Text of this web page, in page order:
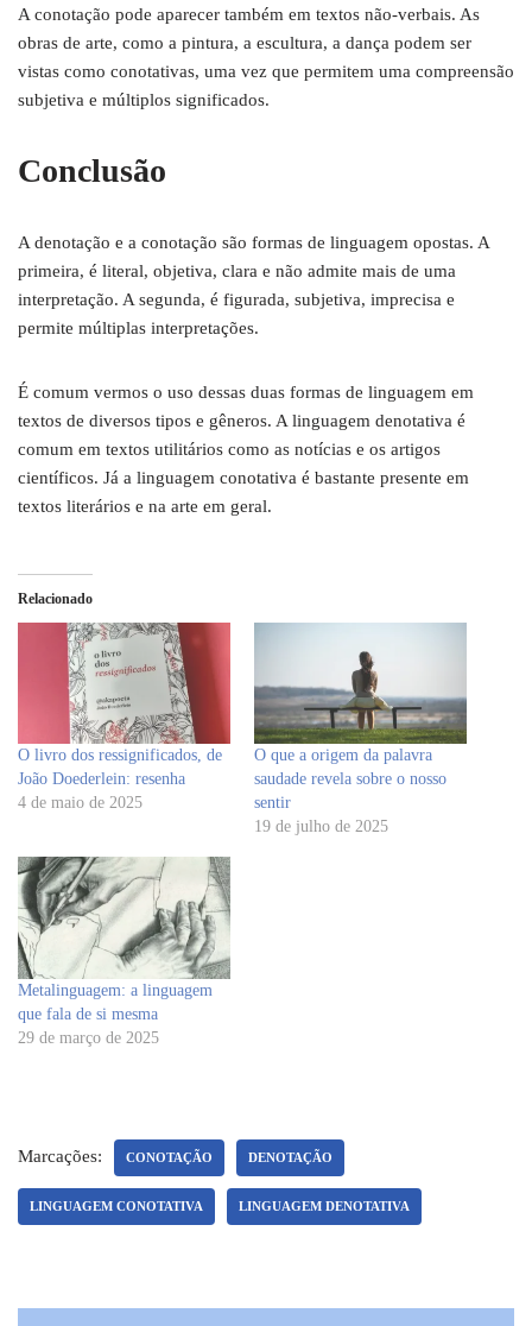
A conotação pode aparecer também em textos não-verbais. As
obras de arte, como a pintura, a escultura, a dança podem ser
vistas como conotativas, uma vez que permitem uma compreensão
subjetiva e múltiplos significados.
Conclusão
A denotação e a conotação são formas de linguagem opostas. A
primeira, é literal, objetiva, clara e não admite mais de uma
interpretação. A segunda, é figurada, subjetiva, imprecisa e
permite múltiplas interpretações.
É comum vermos o uso dessas duas formas de linguagem em
textos de diversos tipos e gêneros. A linguagem denotativa é
comum em textos utilitários como as notícias e os artigos
científicos. Já a linguagem conotativa é bastante presente em
textos literários e na arte em geral.
Relacionado
O livro dos ressignificados, de
João Doederlein: resenha
4 de maio de 2025
O que a origem da palavra
saudade revela sobre o nosso
sentir
19 de julho de 2025
Metalinguagem: a linguagem
que fala de si mesma
29 de março de 2025
Marcações: CONOTAÇÃO DENOTAÇÃO
LINGUAGEM CONOTATIVA LINGUAGEM DENOTATIVA